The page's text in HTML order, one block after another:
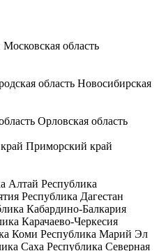
область
область Новосибирская
Орловская область
Приморский край
Алтай Республика
Республика Дагестан
Кабардино-Балкария
Карачаево-Черкесия
Коми Республика Марий Эл
Саха Республика Северная